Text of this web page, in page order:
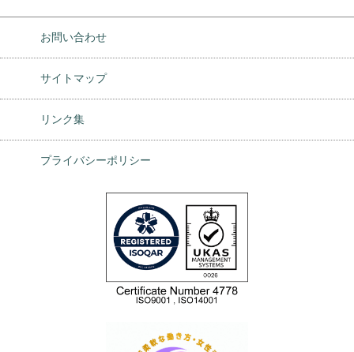
お問い合わせ
サイトマップ
リンク集
プライバシーポリシー